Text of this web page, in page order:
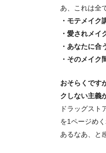
あ、これは全
・モテメイク
・愛されメイ
・あなたに合
・そのメイク
おそらくです
クしない主義
ドラッグスト
を1ページめ
あるなあ、と